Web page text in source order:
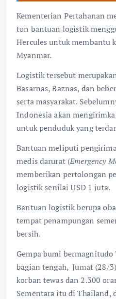
Kementerian Pertahanan
ton bantuan logistik
Hercules untuk membantu
Myanmar.
Logistik tersebut
Basarnas, Baznas, dan
serta masyarakat.
Indonesia akan
untuk penduduk yang
Bantuan meliputi
medis darurat (Emergency
memberikan pertolongan
logistik senilai USD 1 juta.
Bantuan logistik berupa
tempat penampungan
bersih.
Gempa bumi
bagian tengah, Jumat (28/
korban tewas dan 2.300
Sementara itu di Thailand,